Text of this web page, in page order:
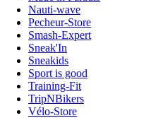
Nauti-wave
Pecheur-Store
Smash-Expert
Sneak'In
Sneakids
Sport is good
Training-Fit
TripNBikers
Vélo-Store